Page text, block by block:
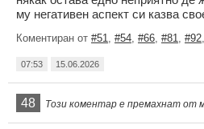
му негативен аспект си казва
Коментиран от #51 #54 #66 #81 #92
07:53 15.06.2026
48 Този коментар е премахнат от